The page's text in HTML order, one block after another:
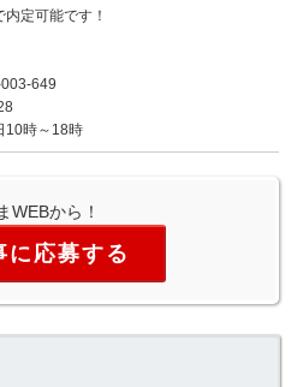
定可能です！
649
10時～18時
WEBから！
に応募する